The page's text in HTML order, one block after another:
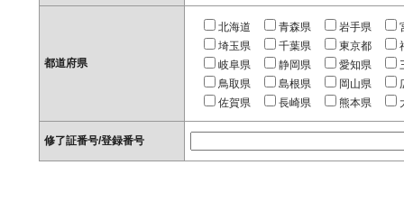
都道府県
北海道 青森県 岩手県
埼玉県
千葉県 東京都
岐阜県
静岡県 愛知県
鳥取県
島根県 岡山県
佐賀県
長崎県 熊本県
修了証番号/登録番号